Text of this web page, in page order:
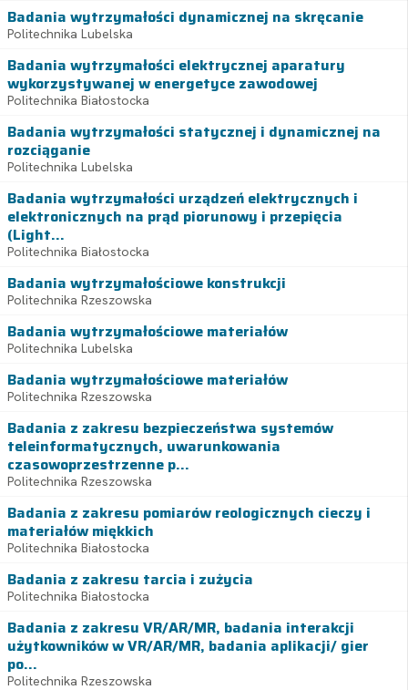
Badania wytrzymałości dynamicznej na skręcanie
Politechnika Lubelska
Badania wytrzymałości elektrycznej aparatury
wykorzystywanej w energetyce zawodowej
Politechnika Białostocka
Badania wytrzymałości statycznej i dynamicznej na
rozciąganie
Politechnika Lubelska
Badania wytrzymałości urządzeń elektrycznych i
elektronicznych na prąd piorunowy i przepięcia
(Light...
Politechnika Białostocka
Badania wytrzymałościowe konstrukcji
Politechnika Rzeszowska
Badania wytrzymałościowe materiałów
Politechnika Lubelska
Badania wytrzymałościowe materiałów
Politechnika Rzeszowska
Badania z zakresu bezpieczeństwa systemów
teleinformatycznych, uwarunkowania
czasowoprzestrzenne p...
Politechnika Rzeszowska
Badania z zakresu pomiarów reologicznych cieczy i
materiałów miękkich
Politechnika Białostocka
Badania z zakresu tarcia i zużycia
Politechnika Białostocka
Badania z zakresu VR/AR/MR, badania interakcji
użytkowników w VR/AR/MR, badania aplikacji/ gier
po...
Politechnika Rzeszowska